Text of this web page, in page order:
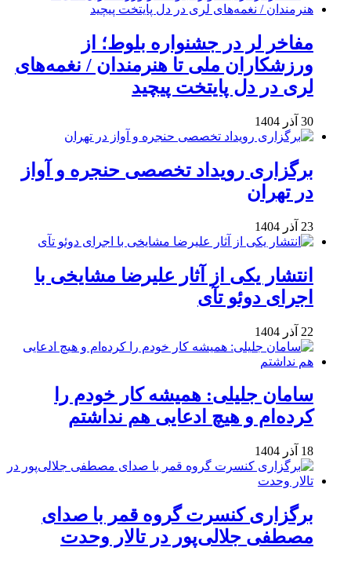
مفاخر لر در جشنواره بلوط؛ از
ورزشکاران ملی تا هنرمندان / نغمه‌های
لری در دل پایتخت پیچید
30 آذر 1404
برگزاری رویداد تخصصی حنجره و آواز
در تهران
23 آذر 1404
انتشار یکی از آثار علیرضا مشایخی با
اجرای دوئو تآی
22 آذر 1404
سامان جلیلی: همیشه کار خودم را
کرده‌ام و هیچ ادعایی هم نداشتم
18 آذر 1404
برگزاری کنسرت گروه قمر با صدای
مصطفی جلالی‌پور در تالار وحدت